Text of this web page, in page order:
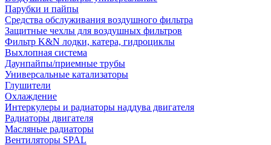
Парубки и пайпы
Средства обслуживания воздушного фильтра
Защитные чехлы для воздушных фильтров
Фильтр K&N лодки, катера, гидроциклы
Выхлопная система
Даунпайпы/приемные трубы
Универсальные катализаторы
Глушители
Охлаждение
Интеркулеры и радиаторы наддува двигателя
Радиаторы двигателя
Масляные радиаторы
Вентиляторы SPAL